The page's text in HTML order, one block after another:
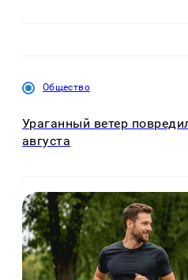
Общество
Ураганный ветер
августа